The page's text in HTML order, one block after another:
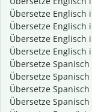
Übersetze Englisch
Übersetze Englisch
Übersetze Englisch
Übersetze Englisch
Übersetze
Übersetze
Übersetze
Übersetze